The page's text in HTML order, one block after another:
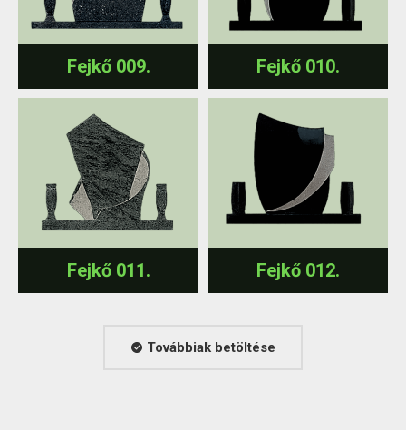
Fejkő 009. Fejkő 010.
Fejkő 011. Fejkő 012.
Továbbiak betöltése